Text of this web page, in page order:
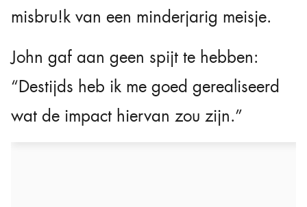
misbru!k van een minderjarig meisje.
John gaf aan geen spijt te hebben:
“Destijds heb ik me goed gerealiseerd
wat de impact hiervan zou zijn.”